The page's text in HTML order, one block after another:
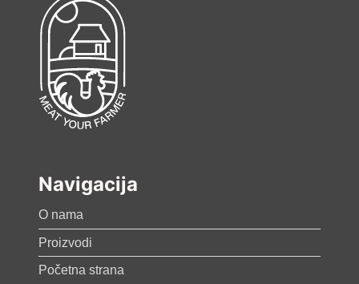
Navigacija
O nama
Proizvodi
Početna strana